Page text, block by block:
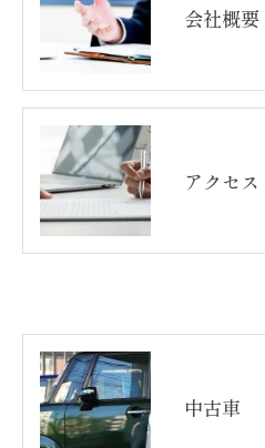
会社概要
アクセス
中古車